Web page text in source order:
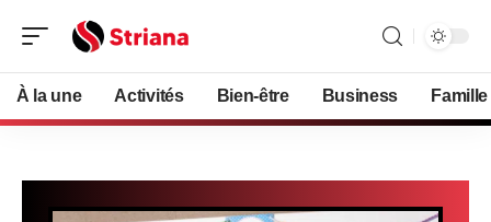
À la une Activités Bien-être Business Famille